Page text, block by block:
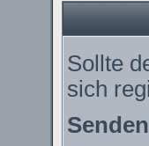
Sollte
sich